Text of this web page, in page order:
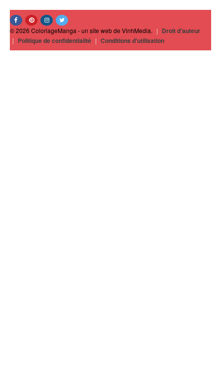
© 2026 ColoriageManga - un site web de VinhMedia. | Droit d'auteur
| Politique de confidentialité | Conditions d'utilisation